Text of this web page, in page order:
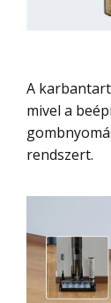
A karbantartás sem igényel különösebb macerát,
mivel a
rendszert.